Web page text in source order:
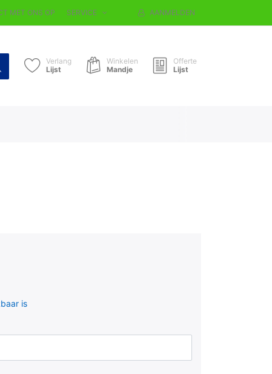
MET ONS OP SERVICE AANMELDEN
Verlang
Lijst
Winkelen
Mandje
Offerte
Lijst
is